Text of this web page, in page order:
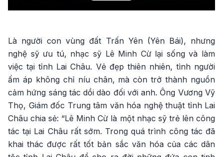
Là người con vùng đất Trấn Yên (Yên Bái), nhưng
nghệ sỹ ưu tú, nhạc sỹ Lê Minh Cừ lại sống và làm
việc tại tỉnh Lai Châu. Vẻ đẹp thiên nhiên, tình người
ấm áp không chỉ níu chân, mà còn trở thành nguồn
cảm hứng sáng tác dồi dào đối với anh. Ông Vương Vỹ
Thọ, Giám đốc Trung tâm văn hóa nghệ thuật tỉnh Lai
Châu chia sẻ: “Lê Minh Cừ là một nhạc sỹ trẻ lên công
tác tại Lai Châu rất sớm. Trong quá trình công tác đã
khai thác được rất tốt bản sắc văn hóa của các dân